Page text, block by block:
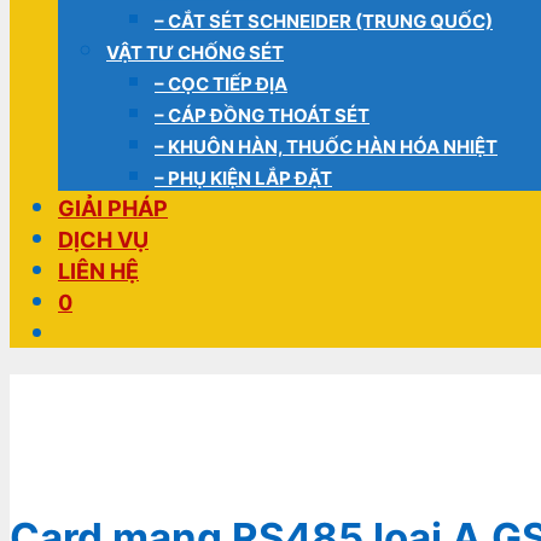
– CẮT SÉT SCHNEIDER (TRUNG QUỐC)
VẬT TƯ CHỐNG SÉT
– CỌC TIẾP ĐỊA
– CÁP ĐỒNG THOÁT SÉT
– KHUÔN HÀN, THUỐC HÀN HÓA NHIỆT
– PHỤ KIỆN LẮP ĐẶT
GIẢI PHÁP
DỊCH VỤ
LIÊN HỆ
0